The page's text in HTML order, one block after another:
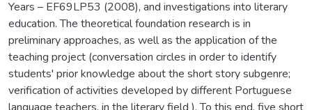
Years – EF69LP53 (2008), and investigations into literary
education. The theoretical foundation research is in
preliminary approaches, as well as the application of the
teaching project (conversation circles in order to identify
students' prior knowledge about the short story subgenre;
verification of activities developed by different Portuguese